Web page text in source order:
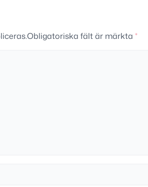
Obligatoriska fält är märkta *